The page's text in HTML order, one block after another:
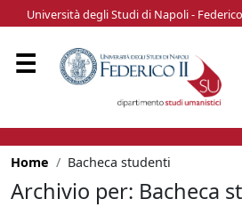
Università degli Studi di Napoli -
Home Bacheca studenti
Archivio per: Bacheca